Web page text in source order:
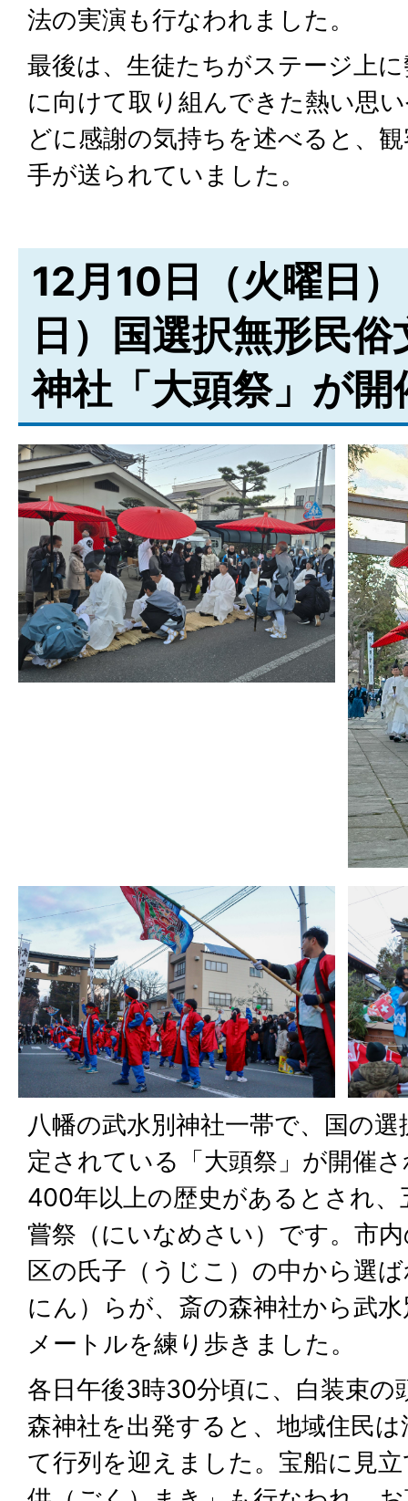
法の実演も行なわれました。
最後は、生徒たちがステージ上
に向けて取り組んできた熱い思
どに感謝の気持ちを述べると、
手が送られていました。
12月10日（火曜日
日）国選択無形民
神社「大頭祭」が
八幡の武水別神社一帯で、国の
定されている「大頭祭」が開催
400年以上の歴史があるとされ
嘗祭（にいなめさい）です。市
区の氏子（うじこ）の中から選
にん）らが、斎の森神社から武
メートルを練り歩きました。
各日午後3時30分頃に、白装束の
森神社を出発すると、地域住民
て行列を迎えました。宝船に見